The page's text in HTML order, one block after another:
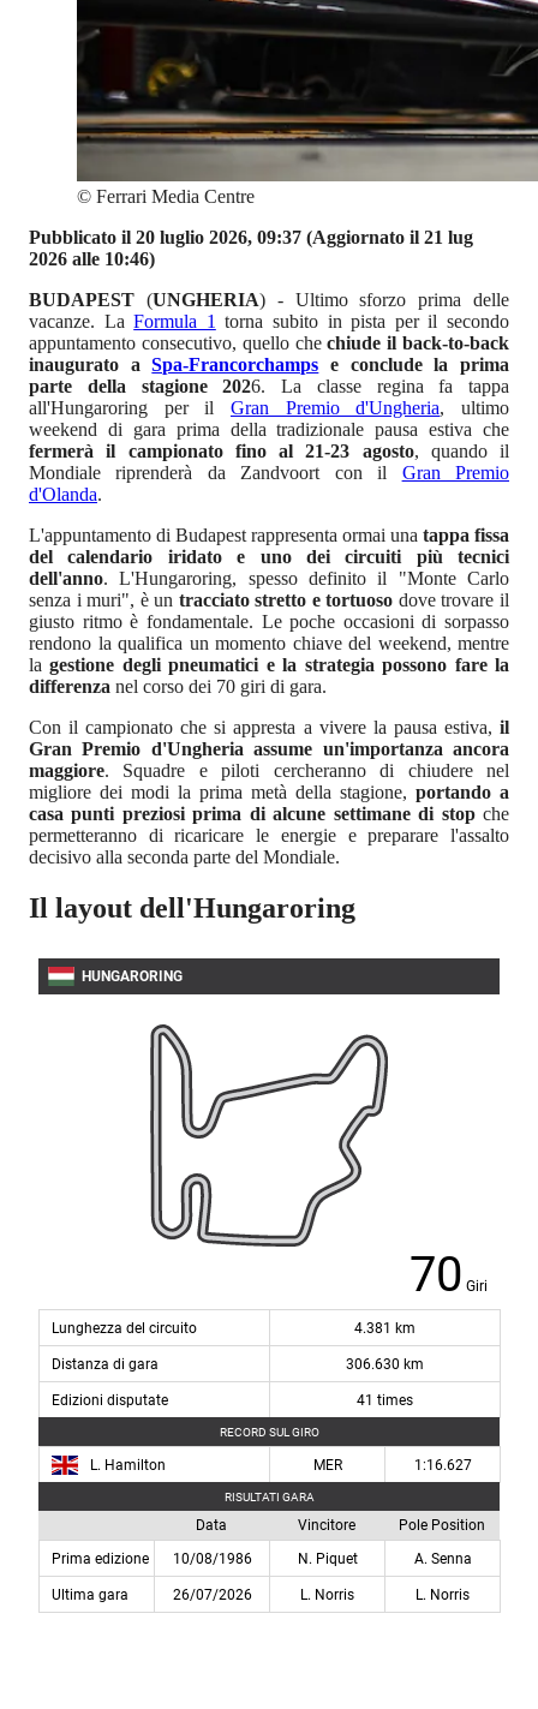
© Ferrari Media Centre
Pubblicato il 20 luglio 2026, 09:37 (Aggiornato il 21 lug
2026 alle 10:46)
BUDAPEST (UNGHERIA) - Ultimo sforzo prima delle
vacanze. LaFormula 1 torna subito in pista per il secondo
appuntamento consecutivo, quello chechiude il back-to-back
inaugurato aSpa-Francorchamps e conclude la prima
parte della stagione 2026. La classe regina fa tappa
all'Hungaroring per il Gran Premio d'Ungheria, ultimo
weekend di gara prima della tradizionale pausa estiva che
fermerà il campionato fino al 21-23 agosto, quando il
Mondiale riprenderà da Zandvoort con il Gran Premio
d'Olanda.
L'appuntamento di Budapest rappresenta ormai una tappa fissa
del calendario iridato e uno dei circuiti più tecnici
dell'anno. L'Hungaroring, spesso definito il "Monte Carlo
senza i muri", è un tracciato stretto e tortuoso dove trovare il
giusto ritmo è fondamentale. Le poche occasioni di sorpasso
rendono la qualifica un momento chiave del weekend, mentre
lagestione degli pneumatici e la strategia possono fare la
differenza nel corso dei 70 giri di gara.
Con il campionato che si appresta a vivere la pausa estiva, il
Gran Premio d'Ungheria assume un'importanza ancora
maggiore. Squadre e piloti cercheranno di chiudere nel
migliore dei modi la prima metà della stagione, portando a
casa punti preziosi prima di alcune settimane di stopche
permetteranno di ricaricare le energie e preparare l'assalto
decisivo alla seconda parte del Mondiale.
Il layout dell'Hungaroring